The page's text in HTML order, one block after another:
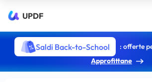
UPDF
Saldi Back-to-School
: offerte
Approfittane